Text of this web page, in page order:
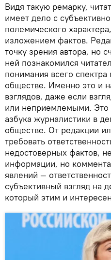
Видя такую ремарку,
имеет дело с
полемического
изложением фактов.
точку зрения автора, но
ней познакомился
понимания всего
обществе. Именно это и
взглядов, даже если
или неприемлемыми. Это
азбука журналистики в
обществе. От редакции
требовать
недостоверных фактов,
информации, но
явлений —
субъективный взгляд на
который этим и